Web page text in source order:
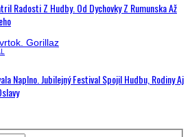
Radosti Z Hudby. Od Dychovky Z Rumunska Až
Naplno. Jubilejný Festival Spojil Hudbu, Rodiny Aj